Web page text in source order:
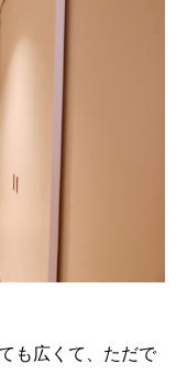
も広くて、ただで